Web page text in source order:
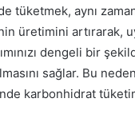
tüketmek, aynı
üretimini
dengeli bir
sağlar. Bu
karbonhidrat